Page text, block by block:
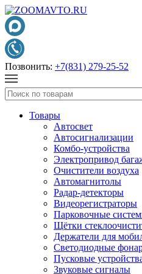
Позвонить: +7(831) 279-25-52
Товары
Автосвет
Автосигнализации
Комбо-устройства
Электропривод
Очистители воздуха
Автомагнитолы
Радар-детекторы
Видеорегистраторы
Парковочные
Щётки
Держатели для
Светодиодные
Пусковые
Звуковые сигналы